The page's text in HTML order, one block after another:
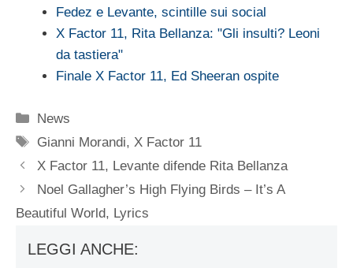
Fedez e Levante, scintille sui social
X Factor 11, Rita Bellanza: "Gli insulti? Leoni
da tastiera"
Finale X Factor 11, Ed Sheeran ospite
Categorie
News
Tag
Gianni Morandi, X Factor 11
X Factor 11, Levante difende Rita Bellanza
Noel Gallagher’s High Flying Birds – It’s A
Beautiful World, Lyrics
LEGGI ANCHE: